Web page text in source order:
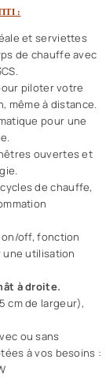
:
et serviettes
de chauffe avec
piloter votre
même à distance.
pour une
ouvertes et
de chauffe,
off, fonction
une utilisation
à droite.
cm de largeur),
ou sans
à vos besoins :